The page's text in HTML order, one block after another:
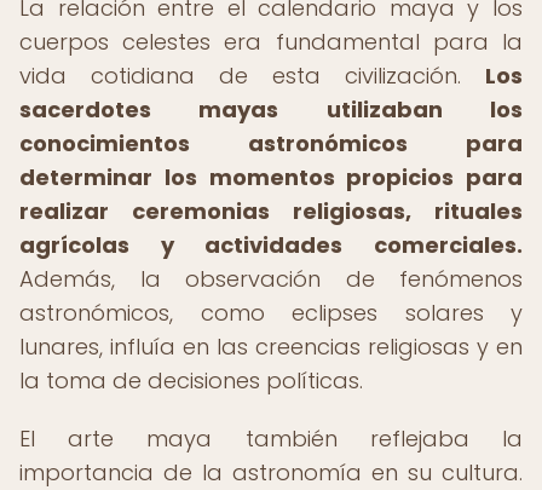
La relación entre el calendario maya y los
cuerpos celestes era fundamental para la
vida cotidiana de esta civilización. Los
sacerdotes mayas utilizaban los
conocimientos astronómicos para
determinar los momentos propicios para
realizar ceremonias religiosas, rituales
agrícolas y actividades comerciales.
Además, la observación de fenómenos
astronómicos, como eclipses solares y
lunares, influía en las creencias religiosas y en
la toma de decisiones políticas.
El arte maya también reflejaba la
importancia de la astronomía en su cultura.